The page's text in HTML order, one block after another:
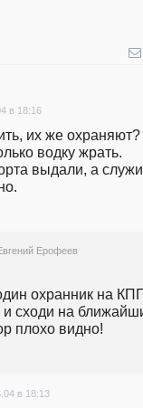
в 18:16
их же охраняют?
водку жрать.
выдали, а
Ерофеев
охранник на
сходи на
плохо видно!
в 18:13